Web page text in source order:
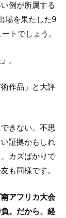
例が所属する
場を果たした9
トでしょう。
。
作品」と大評
きない。不思
証拠かもしれ
カズばかりで
も同様です。
アフリカ大会
。だから、経